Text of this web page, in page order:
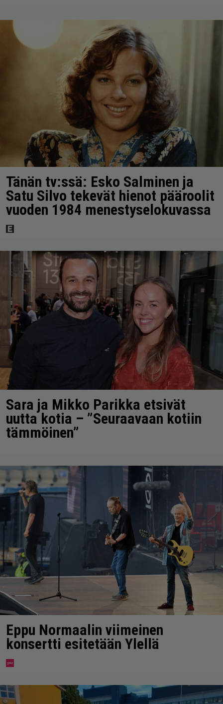
Tänän tv:ssä: Esko Salminen ja
Satu Silvo tekevät hienot pääroolit
vuoden 1984 menestyselokuvassa
Sara ja Mikko Parikka etsivät
uutta kotia – ”Seuraavaan kotiin
tämmöinen”
Eppu Normaalin viimeinen
konsertti esitetään Ylellä